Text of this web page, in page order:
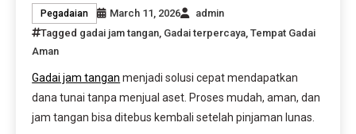
Pegadaian March 11, 2026
admin
Tagged gadai jam tangan, Gadai terpercaya,Tempat Gadai
Aman
Gadai jam tangan menjadi solusi cepat mendapatkan
dana tunai tanpa menjual aset. Proses mudah, aman, dan
jam tangan bisa ditebus kembali setelah pinjaman lunas.